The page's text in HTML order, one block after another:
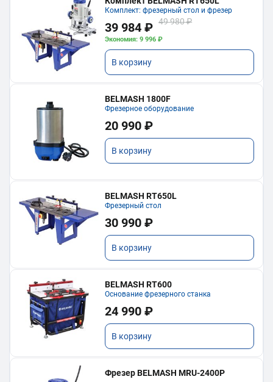
Комплект: фрезерный стол и фрезер
39 984 ₽ 49 980 ₽
Экономия: 9 996 ₽
В корзину
BELMASH 1800F
Фрезерное оборудование
20 990 ₽
В корзину
BELMASH RT650L
Фрезерный стол
30 990 ₽
В корзину
BELMASH RT600
Основание фрезерного станка
24 990 ₽
В корзину
Фрезер BELMASH MRU-2400P